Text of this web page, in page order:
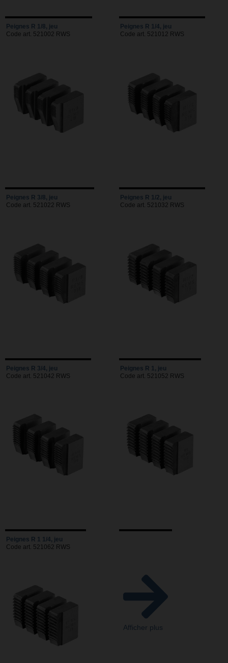
Peignes R 1/8, jeu
Code art. 521002 RWS
Peignes R 1/4, jeu
Code art. 521012 RWS
Peignes R 3/8, jeu
Code art. 521022 RWS
Peignes R 1/2, jeu
Code art. 521032 RWS
Peignes R 3/4, jeu
Code art. 521042 RWS
Peignes R 1, jeu
Code art. 521052 RWS
Peignes R 1 1/4, jeu
Code art. 521062 RWS
Afficher plus